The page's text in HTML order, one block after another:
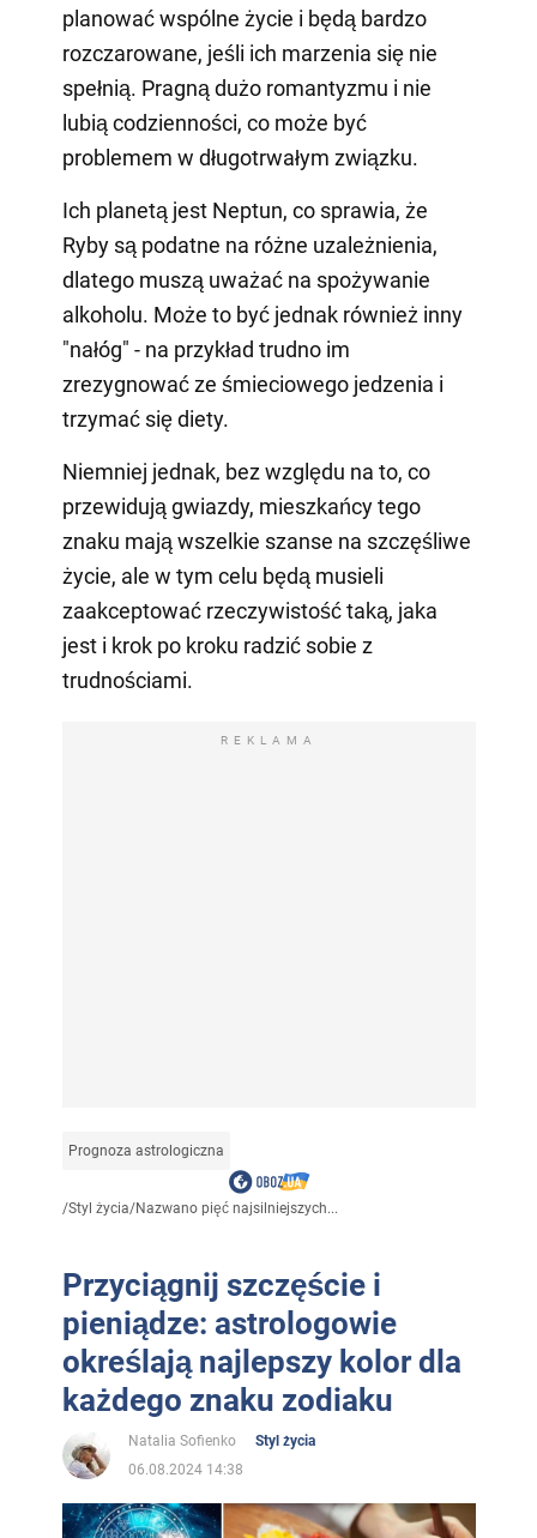
planować wspólne życie i będą bardzo
rozczarowane, jeśli ich marzenia się nie
spełnią. Pragną dużo romantyzmu i nie
lubią codzienności, co może być
problemem w długotrwałym związku.
Ich planetą jest Neptun, co sprawia, że
Ryby są podatne na różne uzależnienia,
dlatego muszą uważać na spożywanie
alkoholu. Może to być jednak również inny
"nałóg" - na przykład trudno im
zrezygnować ze śmieciowego jedzenia i
trzymać się diety.
Niemniej jednak, bez względu na to, co
przewidują gwiazdy, mieszkańcy tego
znaku mają wszelkie szanse na szczęśliwe
życie, ale w tym celu będą musieli
zaakceptować rzeczywistość taką, jaka
jest i krok po kroku radzić sobie z
trudnościami.
REKLAMA
Prognoza astrologiczna
/Styl życia/Nazwano pięć najsilniejszych...
Przyciągnij szczęście i
pieniądze: astrologowie
określają najlepszy kolor dla
każdego znaku zodiaku
Natalia Sofienko
Styl życia
06.08.2024 14:38